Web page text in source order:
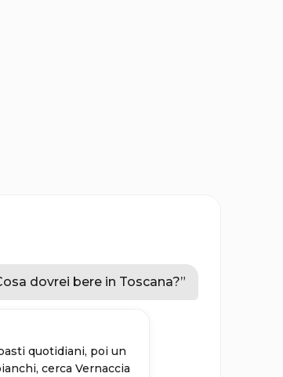
dovrei bere in Toscana?”
quotidiani, poi un
cerca Vernaccia